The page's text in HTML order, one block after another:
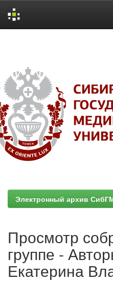
Электронный архив
Просмотр
группе -
Екатерина